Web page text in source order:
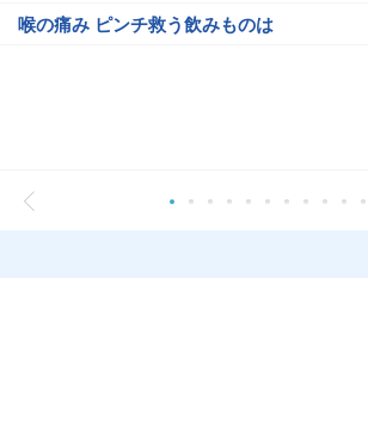
喉の痛み ピンチ救う飲みものは